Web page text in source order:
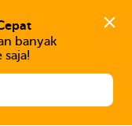
banyak